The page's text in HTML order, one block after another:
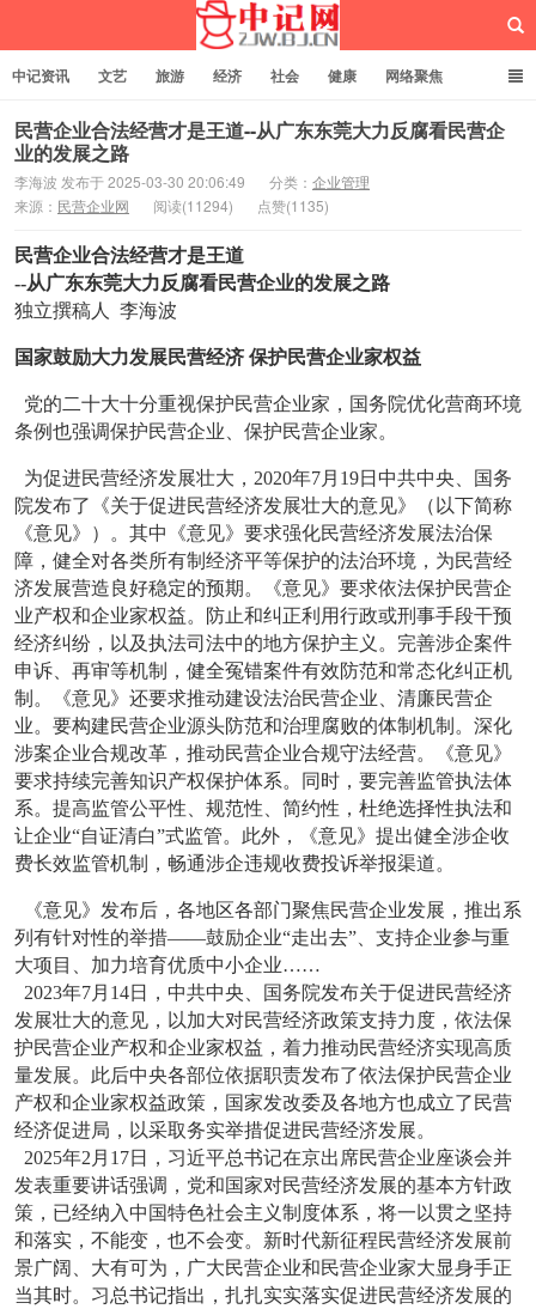
中记网
中记资讯 文艺 旅游 经济 社会 健康 网络聚焦
企业管理 网站建设 记者专栏 独立页面 服务 诚聘英才
民营企业合法经营才是王道--从广东东莞大力反腐看民营企
业的发展之路
李海波 发布于 2025-03-30 20:06:49 分类： 企业管理
来源： 民营企业网 阅读(11294) 点赞(1135)
民营企业合法经营才是王道
--从广东东莞大力反腐看民营企业的发展之路
独立撰稿人 李海波
国家鼓励大力发展民营经济 保护民营企业家权益
党的二十大十分重视保护民营企业家，国务院优化营商环境
条例也强调保护民营企业、保护民营企业家。
为促进民营经济发展壮大，2020年7月19日中共中央、国务
院发布了《关于促进民营经济发展壮大的意见》（以下简称
《意见》）。其中《意见》要求强化民营经济发展法治保
障，健全对各类所有制经济平等保护的法治环境，为民营经
济发展营造良好稳定的预期。《意见》要求依法保护民营企
业产权和企业家权益。防止和纠正利用行政或刑事手段干预
经济纠纷，以及执法司法中的地方保护主义。完善涉企案件
申诉、再审等机制，健全冤错案件有效防范和常态化纠正机
制。《意见》还要求推动建设法治民营企业、清廉民营企
业。要构建民营企业源头防范和治理腐败的体制机制。深化
涉案企业合规改革，推动民营企业合规守法经营。《意见》
要求持续完善知识产权保护体系。同时，要完善监管执法体
系。提高监管公平性、规范性、简约性，杜绝选择性执法和
让企业“自证清白”式监管。此外，《意见》提出健全涉企收
费长效监管机制，畅通涉企违规收费投诉举报渠道。
《意见》发布后，各地区各部门聚焦民营企业发展，推出系
列有针对性的举措——鼓励企业“走出去”、支持企业参与重
大项目、加力培育优质中小企业……
2023年7月14日，中共中央、国务院发布关于促进民营经济
发展壮大的意见，以加大对民营经济政策支持力度，依法保
护民营企业产权和企业家权益，着力推动民营经济实现高质
量发展。此后中央各部位依据职责发布了依法保护民营企业
产权和企业家权益政策，国家发改委及各地方也成立了民营
经济促进局，以采取务实举措促进民营经济发展。
2025年2月17日，习近平总书记在京出席民营企业座谈会并
发表重要讲话强调，党和国家对民营经济发展的基本方针政
策，已经纳入中国特色社会主义制度体系，将一以贯之坚持
和落实，不能变，也不会变。新时代新征程民营经济发展前
景广阔、大有可为，广大民营企业和民营企业家大显身手正
当其时。习总书记指出，扎扎实实落实促进民营经济发展的